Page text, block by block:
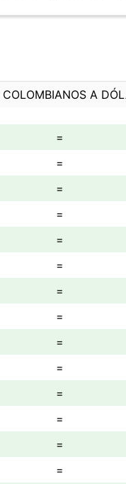
COLOMBIANOS A
=
=
=
=
=
=
=
=
=
=
=
=
=
=